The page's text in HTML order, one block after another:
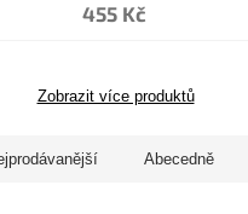
455 Kč
Zobrazit více produktů
Abecedně